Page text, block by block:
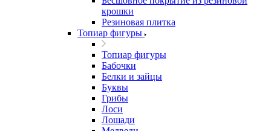
крошки
Резиновая плитка
Топиар фигуры
Топиар фигуры
Бабочки
Белки и зайцы
Буквы
Грибы
Лоси
Лошади